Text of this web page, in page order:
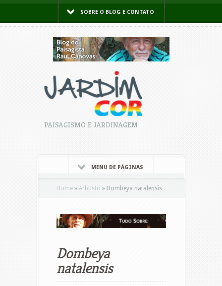
SOBRE O BLOG E CONTATO
PAISAGISMO E JARDINAGEM
MENU DE PÁGINAS
Home » Arbusto » Dombeya natalensis
Dombeya
natalensis